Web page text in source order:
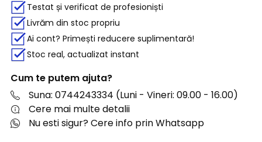
Testat și verificat de profesioniști
Livrăm din stoc propriu
Ai cont? Primești reducere suplimentară!
Stoc real, actualizat instant
Cum te putem ajuta?
Suna: 0744243334 (Luni - Vineri: 09.00 - 16.00)
Cere mai multe detalii
Nu esti sigur? Cere info prin Whatsapp